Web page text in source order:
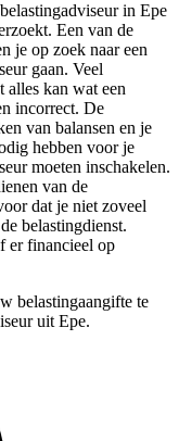
in Epe
Een van de
je op zoek naar een
gaan. Veel
alles kan wat een
incorrect. De
van balansen en je
hebben voor je
moeten inschakelen.
van de
dat je niet zoveel
belastingdienst.
er financieel op
belastingaangifte te
uit Epe.